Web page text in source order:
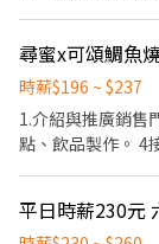
負責結帳、收銀等
前與烹飪中之準備
切各種食材。 ．
所需要的食材。
尋蜜x可頌鯛魚
時薪$196 ~ $237
1.介紹與推廣銷售
點、飲品製作。 4